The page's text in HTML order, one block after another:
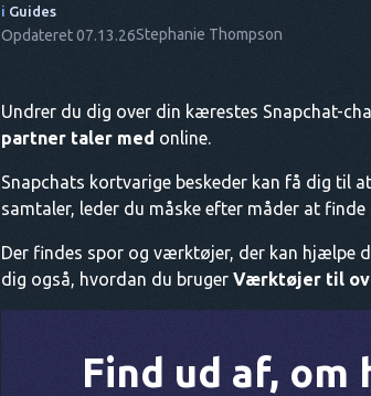
i Guides
Opdateret 07.13.26Stephanie Thompson
Undrer du dig over din kærestes Snapchat-
partner taler med online.
Snapchats kortvarige beskeder kan få dig til
samtaler, leder du måske efter måder at finde
Der findes spor og værktøjer, der kan hjælpe
dig også, hvordan du bruger Værktøjer til
Find ud af, om